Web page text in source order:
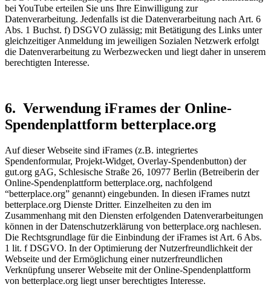
bei YouTube erteilen Sie uns Ihre Einwilligung zur
Datenverarbeitung. Jedenfalls ist die Datenverarbeitung nach Art. 6
Abs. 1 Buchst. f) DSGVO zulässig; mit Betätigung des Links unter
gleichzeitiger Anmeldung im jeweiligen Sozialen Netzwerk erfolgt
die Datenverarbeitung zu Werbezwecken und liegt daher in unserem
berechtigten Interesse.
6. Verwendung iFrames der Online-
Spendenplattform betterplace.org
Auf dieser Webseite sind iFrames (z.B. integriertes
Spendenformular, Projekt-Widget, Overlay-Spendenbutton) der
gut.org gAG, Schlesische Straße 26, 10977 Berlin (Betreiberin der
Online-Spendenplattform betterplace.org, nachfolgend
“betterplace.org” genannt) eingebunden. In diesen iFrames nutzt
betterplace.org Dienste Dritter. Einzelheiten zu den im
Zusammenhang mit den Diensten erfolgenden Datenverarbeitungen
können in der Datenschutzerklärung von betterplace.org nachlesen.
Die Rechtsgrundlage für die Einbindung der iFrames ist Art. 6 Abs.
1 lit. f DSGVO. In der Optimierung der Nutzerfreundlichkeit der
Webseite und der Ermöglichung einer nutzerfreundlichen
Verknüpfung unserer Webseite mit der Online-Spendenplattform
von betterplace.org liegt unser berechtigtes Interesse.